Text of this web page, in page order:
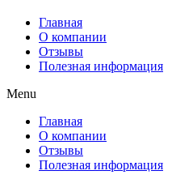
Главная
О компании
Отзывы
Полезная информация
Menu
Главная
О компании
Отзывы
Полезная информация